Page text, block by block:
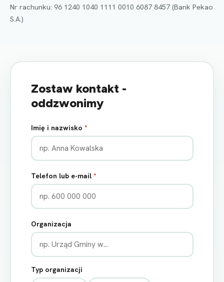
Nr rachunku: 96 1240 1040 1111 0010 6087 8457 (Bank Pekao
S.A.)
Zostaw kontakt -
oddzwonimy
Imię i nazwisko *
Telefon lub e-mail *
Organizacja
Typ organizacji